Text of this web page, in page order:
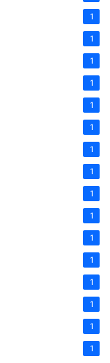
1
1
1
1
1
1
1
1
1
1
1
1
1
1
1
1